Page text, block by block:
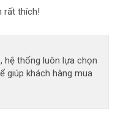
rất thích!
hệ thống luôn lựa chọn
giúp khách hàng mua